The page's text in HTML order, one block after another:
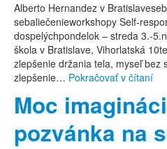
Alberto Hernandez v
sebaliečenieworkshopy Self-
dospelýchpondelok – streda 3.-
škola v Bratislave, Vihorlatská
zlepšenie držania tela, myseľ bez
zlepšenie… Pokračovať v čítaní
Moc
pozvánka na